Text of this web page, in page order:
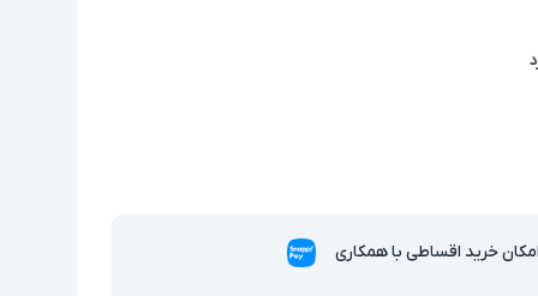
امکان خرید اقساطی با همکاری